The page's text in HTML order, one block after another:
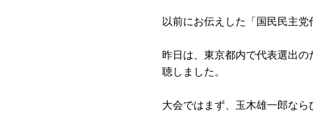
以前にお伝えした「国民民主党
昨日は、東京都内で代表選出
聴しました。
大会ではまず、玉木雄一郎な